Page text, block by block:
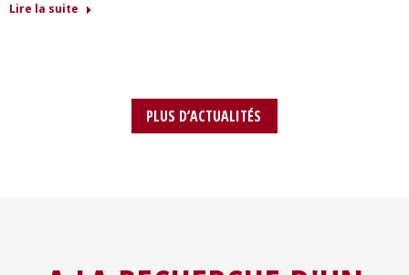
Lire la suite
PLUS D’ACTUALITÉS